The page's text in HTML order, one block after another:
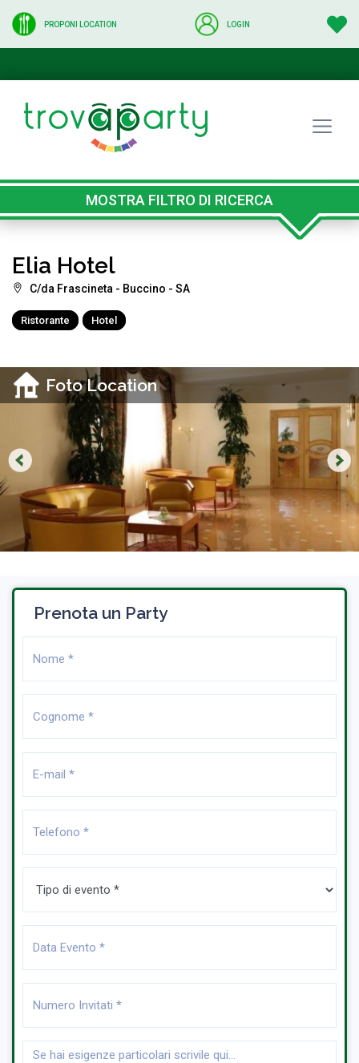
PROPONI LOCATION LOGIN
MOSTRA FILTRO DI RICERCA
Elia Hotel
C/da Frascineta - Buccino - SA
Ristorante Hotel
Foto Location
Prenota un Party